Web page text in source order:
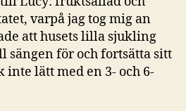
varpå jag tog mig an
att husets lilla sjukling
sängen för och fortsätta sitt
lätt med en 3- och 6-